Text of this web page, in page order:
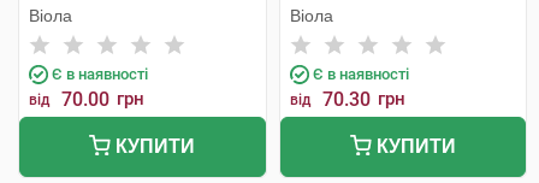
Віола
Є в наявності
від 70.00 грн
КУПИТИ
Віола
Є в наявності
від 70.30 грн
КУПИТИ